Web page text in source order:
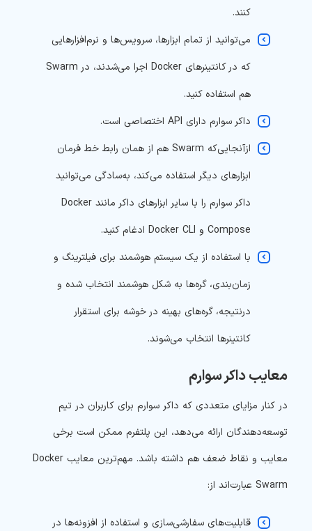
کنند.
می‌توانید از تمام ابزارها، سرویس‌ها و نرم‌افزارهایی
که در کانتینرهای Docker اجرا می‌شدند، در Swarm
هم استفاده کنید.
داکر سوارم دارای API اختصاصی است.
ازآنجایی‌که Swarm هم از همان رابط خط فرمان
ابزارهای دیگر استفاده می‌کند، به‌سادگی می‌توانید
داکر سوارم را با سایر ابزارهای داکر مانند Docker
Compose و Docker CLI ادغام کنید.
با استفاده از یک سیستم هوشمند برای فیلترینگ و
زمان‌بندی، گره‌ها به شکل هوشمند انتخاب شده و
درنتیجه، گره‌های بهینه در خوشه برای استقرار
کانتینرها انتخاب می‌شوند.
معایب داکر سوارم
در کنار مزایای متعددی که داکر سوارم برای کاربران در تیم
توسعه‌دهندگان ارائه می‌دهد، این پلتفرم ممکن است برخی
معایب و نقاط ضعف هم داشته باشد. مهم‌ترین معایب Docker
Swarm عبارت‌اند از:
قابلیت‌های سفارشی‌سازی و استفاده از افزونه‌ها در